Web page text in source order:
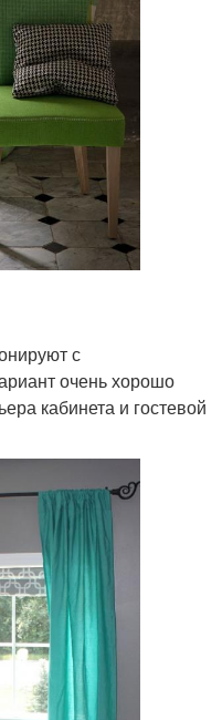
с
очень хорошо
кабинета и гостевой